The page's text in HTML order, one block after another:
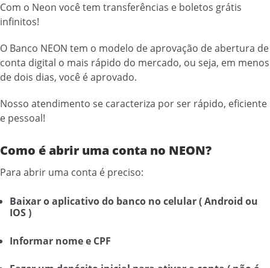
Com o Neon você tem transferências e boletos grátis
infinitos!
O Banco NEON tem o modelo de aprovação de abertura de
conta digital o mais rápido do mercado, ou seja, em menos
de dois dias, você é aprovado.
Nosso atendimento se caracteriza por ser rápido, eficiente
e pessoal!
Como é abrir uma conta no NEON?
Para abrir uma conta é preciso:
Baixar o aplicativo do banco no celular ( Android ou
IOS )
Informar nome e CPF